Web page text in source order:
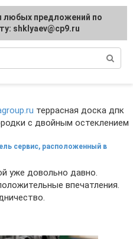
террасная доска дпк
с двойным остеклением
сервис, расположенный в
уже довольно давно.
впечатления.
любых предложений по
shklyaev@cp9.ru